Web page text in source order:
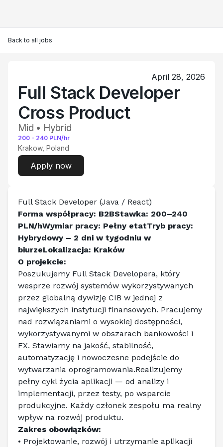
Back to all jobs
April 28, 2026
Full Stack Developer
Cross Product
Mid • Hybrid
200 - 240 PLN/hr
Krakow, Poland
Apply now
Full Stack Developer (Java / React)
Forma współpracy: B2BStawka: 200–240
PLN/hWymiar pracy: Pełny etatTryb pracy:
Hybrydowy – 2 dni w tygodniu w
biurzeLokalizacja: Kraków
O projekcie:
Poszukujemy Full Stack Developera, który
wesprze rozwój systemów wykorzystywanych
przez globalną dywizję CIB w jednej z
największych instytucji finansowych. Pracujemy
nad rozwiązaniami o wysokiej dostępności,
wykorzystywanymi w obszarach bankowości i
FX. Stawiamy na jakość, stabilność,
automatyzację i nowoczesne podejście do
wytwarzania oprogramowania.Realizujemy
pełny cykl życia aplikacji — od analizy i
implementacji, przez testy, po wsparcie
produkcyjne. Każdy członek zespołu ma realny
wpływ na rozwój produktu.
Zakres obowiązków:
• Projektowanie, rozwój i utrzymanie aplikacji